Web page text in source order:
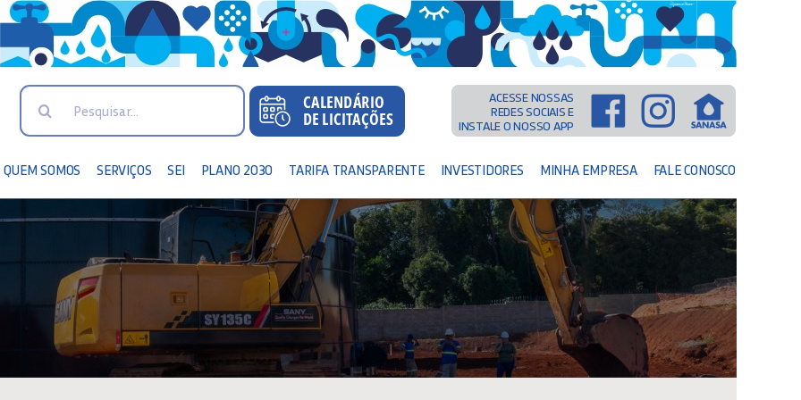
Search
ACESSE NOSSAS
REDES SOCIAIS E
INSTALE O NOSSO APP
QUEM SOMOS SERVIÇOS SEI PLANO 2030 TARIFA TRANSPARENTE INVESTIDORES MINHA EMPRESA FALE CONOSCO